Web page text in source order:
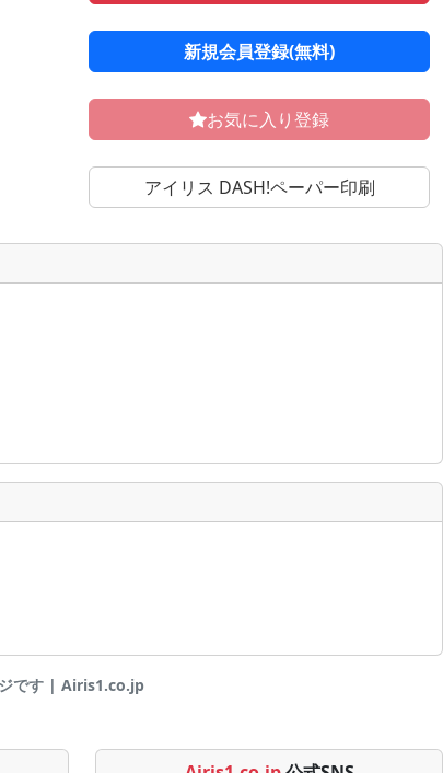
新規会員登録(無料)
お気に入り登録
アイリス DASH!ペーパー印刷
ジです | Airis1.co.jp